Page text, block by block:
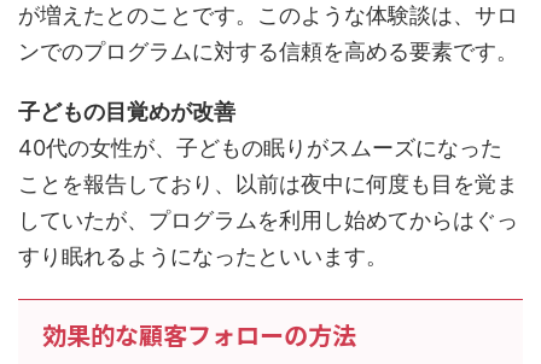
が増えたとのことです。このような体験談は、サロ
ンでのプログラムに対する信頼を高める要素です。
子どもの目覚めが改善
40代の女性が、子どもの眠りがスムーズになった
ことを報告しており、以前は夜中に何度も目を覚ま
していたが、プログラムを利用し始めてからはぐっ
すり眠れるようになったといいます。
効果的な顧客フォローの方法